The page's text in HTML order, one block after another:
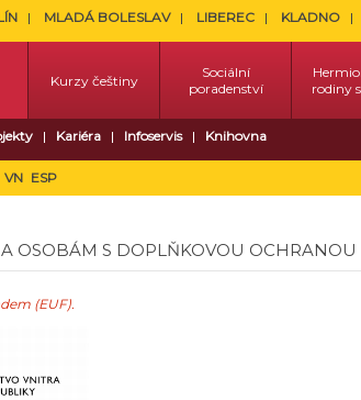
MLADÁ BOLESLAV LIBEREC KLADNO
Kurzy češtiny
Sociální
poradenství
rodiny
Kariéra Infoservis Knihovna
VN ESP
OSOBÁM S DOPLŇKOVOU OCHRANOU
(EUF).